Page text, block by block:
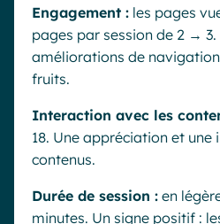
Engagement : les pages
pages par session de 2 →
améliorations de
fruits.
Interaction avec les
18. Une appréciation et
contenus.
Durée de session : en
minutes. Un signe positif :